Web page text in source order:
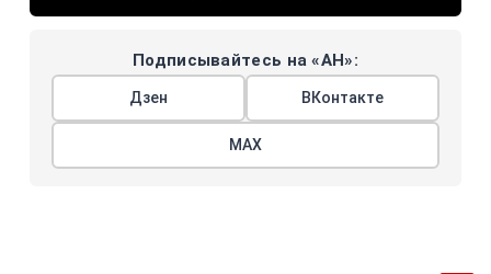
Подписывайтесь на «АН»:
Дзен ВКонтакте
МАХ